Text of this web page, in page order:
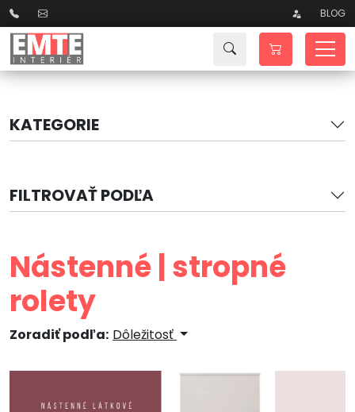
BLOG
KATEGORIE
FILTROVAŤ PODĽA
Nástenné | stropné
rolety
Zoradiť podľa: Dôležitosť